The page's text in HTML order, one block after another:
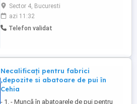
Bucuretsi (jilava) Compania este infiintata
in anul 2003 si are ca domeniu de
activitate distributia de piese auto si
consumabile pentru autoturisme.
Sector 4, Bucuresti
azi 11:32
Telefon validat
Necalificați pentru fabrici
,depozite si abatoare de pui în
Cehia
- 1. - Muncă în abatoarele de pui pentru